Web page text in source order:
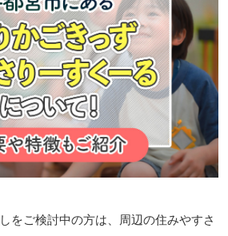
をご検討中の方は、周辺の住みやすさ